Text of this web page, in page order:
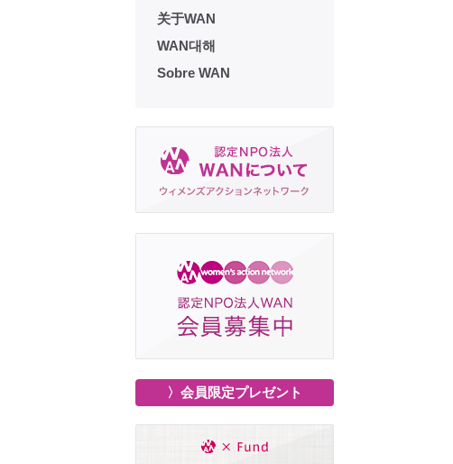
关于WAN
WAN대해
Sobre WAN
〉会員限定プレゼント